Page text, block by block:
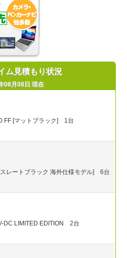
ム見積もり状況
08月08日 現在